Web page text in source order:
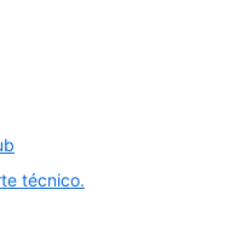
técnico.